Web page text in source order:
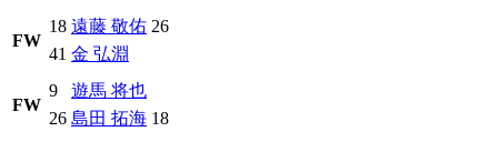
FW
18 遠藤 敬佑 26
41 金 弘淵
FW
9
遊馬 将也
26 島田 拓海 18